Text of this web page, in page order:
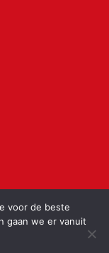
voor de beste
gaan we er vanuit